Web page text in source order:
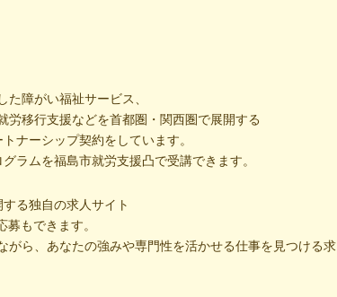
障がい福祉サービス、
労移行支援などを首都圏・関西圏で展開する
ナーシップ契約をしています。
ラムを福島市就労支援凸で受講できます。
る独自の求人サイト
もできます。
がら、あなたの強みや専門性を活かせる仕事を見つける求